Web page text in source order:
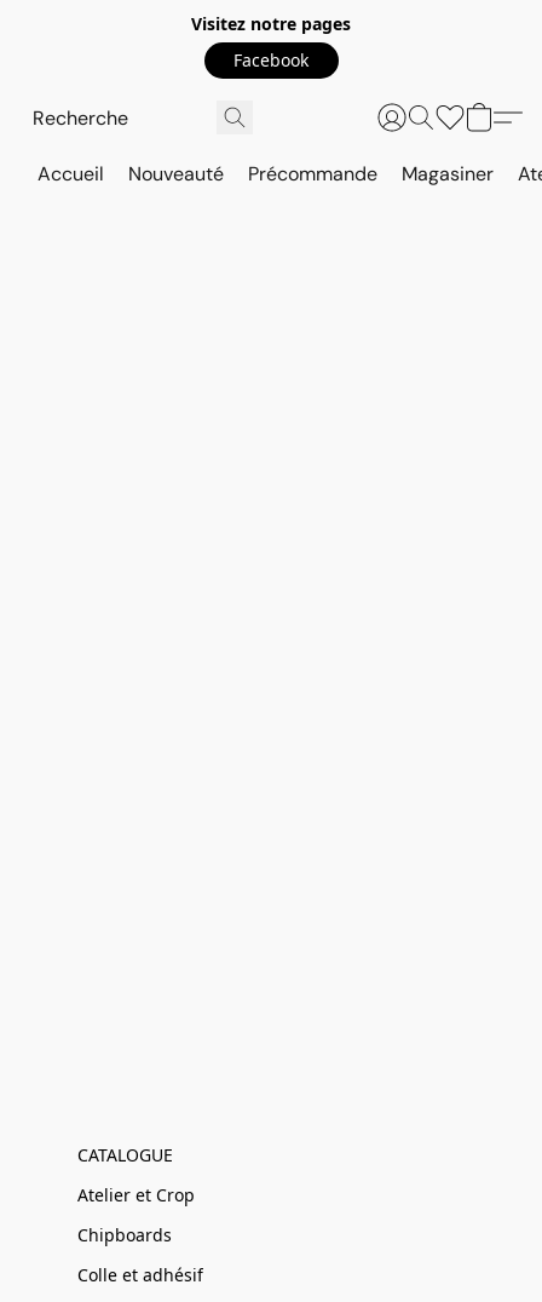
Visitez notre pages
Facebook
Accueil Nouveauté Précommande Magasiner
CATALOGUE
Atelier et Crop
Chipboards
Colle et adhésif